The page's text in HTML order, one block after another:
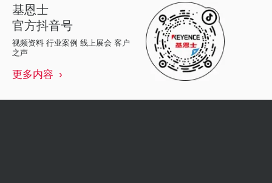
基恩士
官方抖音号
视频资料 行业案例 线上展会 客户
之声
更多内容